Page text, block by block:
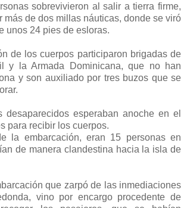
sobrevivieron al salir a tierra firme,
más de dos millas náuticas, donde se viró
unos 24 pies de esloras.
de los cuerpos participaron brigadas de
y la Armada Dominicana, que no han
y son auxiliado por tres buzos que se
desaparecidos esperaban anoche en el
para recibir los cuerpos.
la embarcación, eran 15 personas en
de manera clandestina hacia la isla de
que zarpó de las inmediaciones
vino por encargo procedente de